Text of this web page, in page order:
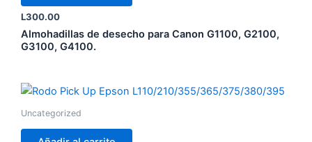
L300.00
Almohadillas de desecho para Canon G1100, G2100,
G3100, G4100.
Uncategorized